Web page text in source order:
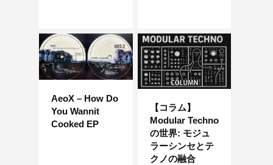
AeoX – How Do
You Wannit
Cooked EP
【コラム】
Modular Techno
の世界: モジュ
ラーシンセとテ
クノの融合